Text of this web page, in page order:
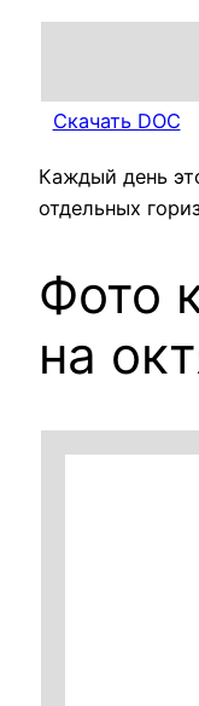
Скачать DOC
Каждый день
отдельных
Фото
на